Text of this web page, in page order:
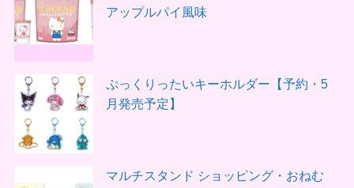
アップルパイ風味
ぷっくりったいキーホルダー【予約・5
月発売予定】
マルチスタンド ショッピング・おねむ